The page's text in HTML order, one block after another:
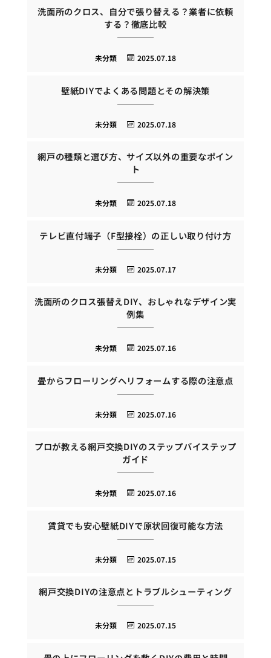
洗面所のクロス、自分で張り替える？業者に依頼
する？徹底比較
2025.07.18
未分類
壁紙DIYでよくある問題とその解決策
2025.07.18
未分類
網戸の種類と選び方、サイズ以外の重要なポイン
ト
2025.07.18
未分類
テレビ直付端子（F型接栓）の正しい取り付け方
2025.07.17
未分類
洗面所のクロス張替えDIY、おしゃれなデザイン実
例集
2025.07.16
未分類
畳からフローリングへリフォームする際の注意点
2025.07.16
未分類
プロが教える網戸交換DIYのステップバイステップ
ガイド
2025.07.16
未分類
賃貸でも安心壁紙DIYで原状回復可能な方法
2025.07.15
未分類
網戸交換DIYの注意点とトラブルシューティング
2025.07.15
未分類